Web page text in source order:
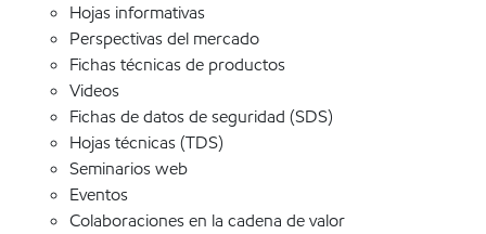
Hojas informativas
Perspectivas del mercado
Fichas técnicas de productos
Videos
Fichas de datos de seguridad (SDS)
Hojas técnicas (TDS)
Seminarios web
Eventos
Colaboraciones en la cadena de valor